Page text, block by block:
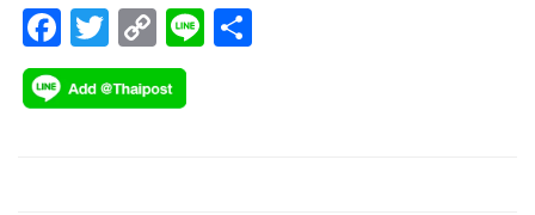
F
ac
e
T
wi
tt
C
o
p
Li